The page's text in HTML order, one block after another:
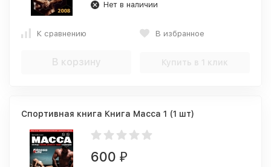
Нет в наличии
К сравнению В избранное
В корзину Купить в 1 клик
Спортивная книга Книга Масса 1 (1 шт)
600 ₽